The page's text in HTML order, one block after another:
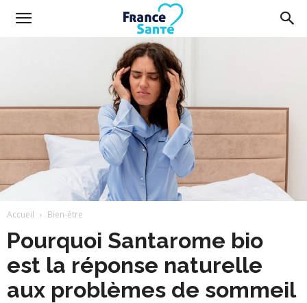
France
Accueil Bien-être
Pourquoi Santarome bio
est la réponse naturelle
aux problèmes de sommeil